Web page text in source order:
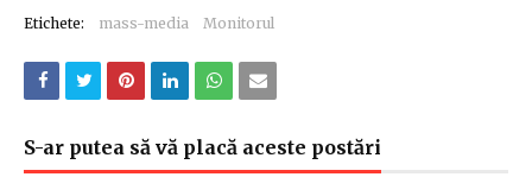
Etichete: mass-media Monitorul
S-ar putea să vă placă aceste postări